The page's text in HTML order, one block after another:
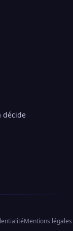
décide
Mentions légales